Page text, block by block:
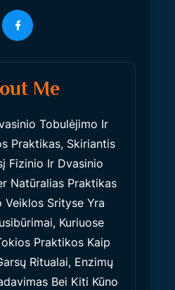
Me
Tobulėjimo Ir
Praktikas, Skiriantis
Fizinio Ir Dvasinio
Natūralias Praktikas
Veiklos Srityse Yra
Kuriuose
Praktikos Kaip
Ritualai, Enzimų
Bei Kiti Kūno